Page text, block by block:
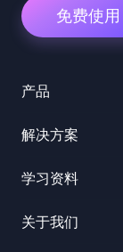
免费使用
产品
解决方案
学习资料
关于我们